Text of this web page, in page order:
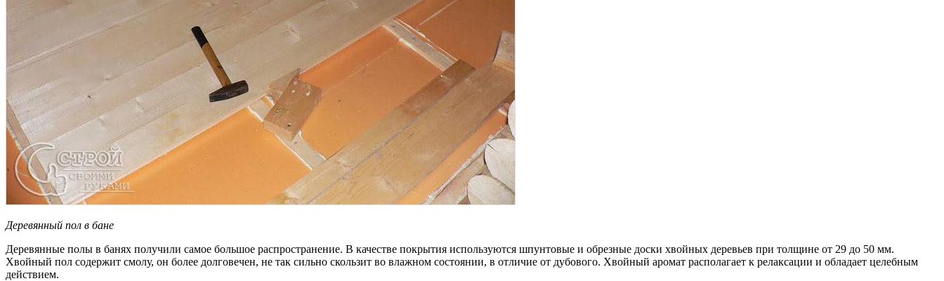
Деревянный пол в бане
Деревянные полы в банях получили самое большое распространение. В качестве покрытия используются шпунтовые и обрезные доски хвойных деревьев при толщине от 29 до 50 мм.
Хвойный пол содержит смолу, он более долговечен, не так сильно скользит во влажном состоянии, в отличие от дубового. Хвойный аромат располагает к релаксации и обладает целебным
действием.